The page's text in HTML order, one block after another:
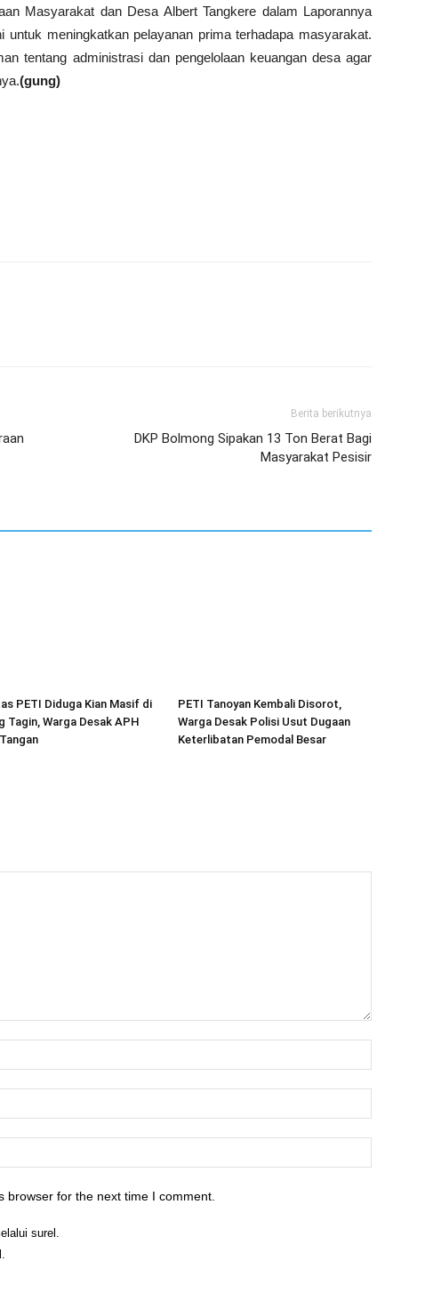
Masyarakat dan Desa Albert Tangkere dalam Laporannya
untuk meningkatkan pelayanan prima terhadapa masyarakat.
tentang administrasi dan pengelolaan keuangan desa agar
(gung)
Berita berikutnya
DKP Bolmong Sipakan 13 Ton Berat Bagi
Masyarakat Pesisir
PETI Diduga Kian Masif di
Tagin, Warga Desak APH
PETI Tanoyan Kembali Disorot,
Warga Desak Polisi Usut Dugaan
Keterlibatan Pemodal Besar
for the next time I comment.
surel.